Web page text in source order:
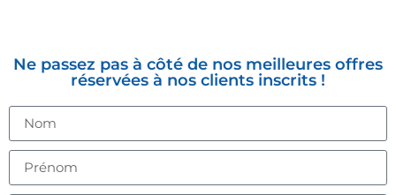
Ne passez pas à côté de nos meilleures offres
réservées à nos clients inscrits !